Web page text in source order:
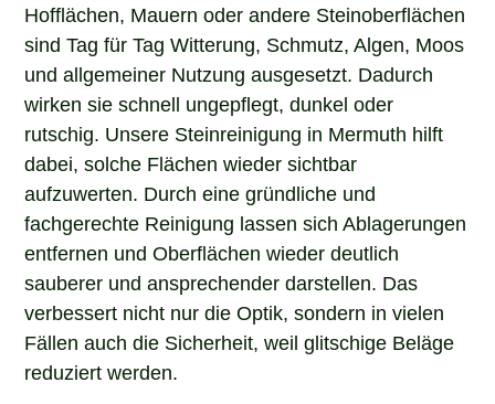
Hofflächen, Mauern oder andere Steinoberflächen
sind Tag für Tag Witterung, Schmutz, Algen, Moos
und allgemeiner Nutzung ausgesetzt. Dadurch
wirken sie schnell ungepflegt, dunkel oder
rutschig. Unsere Steinreinigung in Mermuth hilft
dabei, solche Flächen wieder sichtbar
aufzuwerten. Durch eine gründliche und
fachgerechte Reinigung lassen sich Ablagerungen
entfernen und Oberflächen wieder deutlich
sauberer und ansprechender darstellen. Das
verbessert nicht nur die Optik, sondern in vielen
Fällen auch die Sicherheit, weil glitschige Beläge
reduziert werden.